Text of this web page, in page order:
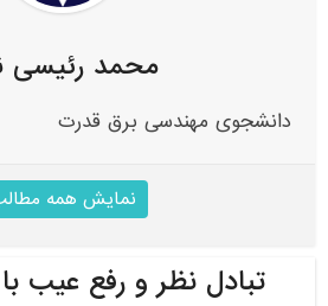
محمد رئیسی
دانشجوی مهندسی برق قدرت
نمایش همه
تبادل نظر و رفع عیب